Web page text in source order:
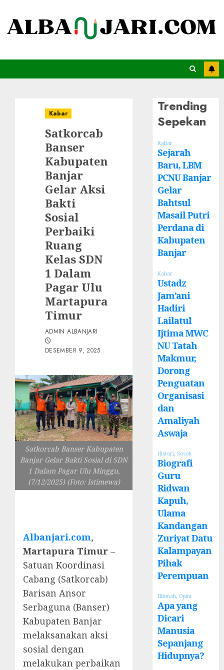
Kabar
Satkorcab
Banser
Kabupaten
Banjar
Gelar Aksi
Bakti
Sosial
Perbaiki
Ruang
Kelas SDN
1 Dalam
Pagar Ulu
Martapura
Timur
ADMIN ALBANJARI
DESEMBER 9, 2025
Satkorcab Banser Kabupaten
Banjar Gelar Bakti Sosial di SDN
1 Dalam Pagar Ulu Minggu,
(7/12/2025) (Foto: Istimewa)
Albanjari.com,
Martapura Timur –
Satuan Koordinasi
Cabang (Satkorcab)
Barisan Ansor
Serbaguna (Banser)
Kabupaten Banjar
melaksanakan aksi
sosial dengan
melakukan perbaikan
Trending
Sepekan
Kabar
Sejarah
Baru, LBM
PCNU Banjar
Gelar
Bahtsul
Masail Putri
Perdana di
Kabupaten
Banjar
Kabar
Ustadz
Jam’ani
Hadiri
Lailatul
Ijtima MWC
NU Tatah
Makmur,
Dorong
Penguatan
Organisasi
dan
Amaliyah
Aswaja
Histori Sosok
Biografi
Guru
Ridwan
Kapuh,
Ulama
Kandangan
Zuriyat Datu
Kalampayan
Pihak
Perempuan
Hikmah, Opini
Apa yang
Dicari
Manusia
Sepanjang
Hidupnya?